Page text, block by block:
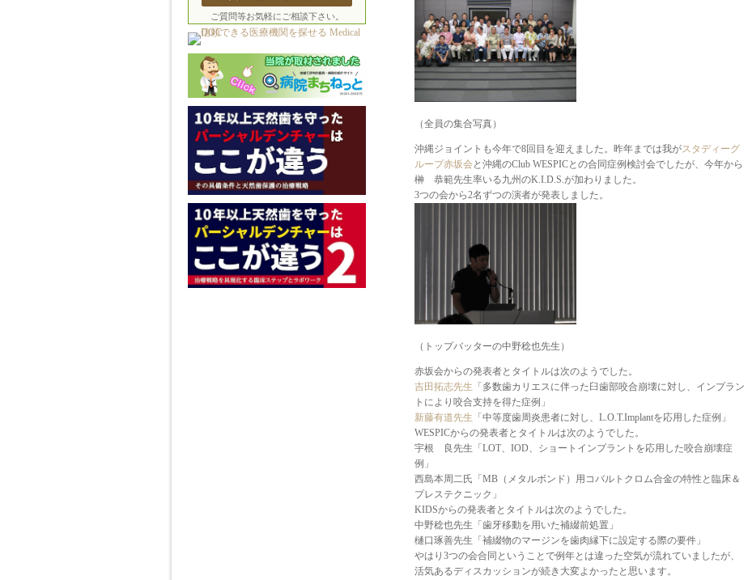
（全員の集合写真）
沖縄ジョイントも今年で8回目を迎えました。昨年までは我がスタディーグ
ループ赤坂会と沖縄のClub WESPICとの合同症例検討会でしたが、今年から
榊 恭範先生率いる九州のK.I.D.S.が加わりました。
3つの会から2名ずつの演者が発表しました。
（トップバッターの中野稔也先生）
赤坂会からの発表者とタイトルは次のようでした。
吉田拓志先生 「多数歯カリエスに伴った臼歯部咬合崩壊に対し、インプラン
トにより咬合支持を得た症例」
新藤有道先生 「中等度歯周炎患者に対し、L.O.T.Implantを応用した症例」
WESPICからの発表者とタイトルは次のようでした。
宇根 良先生「LOT、IOD、ショートインプラントを応用した咬合崩壊症
例」
西島本周二氏「MB（メタルボンド）用コバルトクロム合金の特性と臨床＆
プレステクニック」
KIDSからの発表者とタイトルは次のようでした。
中野稔也先生「歯牙移動を用いた補綴前処置」
樋口琢善先生「補綴物のマージンを歯肉縁下に設定する際の要件」
やはり3つの会合同ということで例年とは違った空気が流れていましたが、
活気あるディスカッションが続き大変よかったと思います。
ご質問等お気軽にご相談下さい。